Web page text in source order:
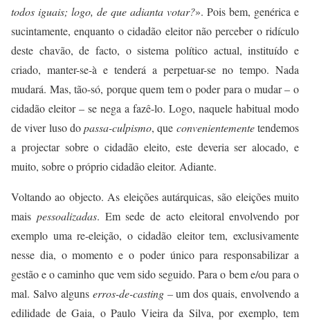
todos iguais; logo, de que adianta votar?». Pois bem, genérica e
sucintamente, enquanto o cidadão eleitor não perceber o ridículo
deste chavão, de facto, o sistema político actual, instituído e
criado, manter-se-à e tenderá a perpetuar-se no tempo. Nada
mudará. Mas, tão-só, porque quem tem o poder para o mudar – o
cidadão eleitor – se nega a fazê-lo. Logo, naquele habitual modo
de viver luso dopassa-culpismo, que convenientementetendemos
a projectar sobre o cidadão eleito, este deveria ser alocado, e
muito, sobre o próprio cidadão eleitor. Adiante.
Voltando ao objecto. As eleições autárquicas, são eleições muito
mais pessoalizadas. Em sede de acto eleitoral envolvendo por
exemplo uma re-eleição, o cidadão eleitor tem, exclusivamente
nesse dia, o momento e o poder único para responsabilizar a
gestão e o caminho que vem sido seguido. Para o bem e/ou para o
mal. Salvo alguns erros-de-casting –um dos quais, envolvendo a
edilidade de Gaia, o Paulo Vieira da Silva, por exemplo, tem